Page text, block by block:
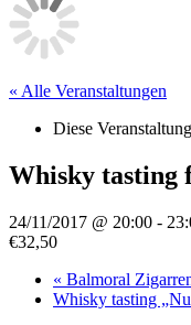
« Alle Veranstaltungen
Diese
Whisky tasting
24/11/2017 @ 20:00 -
€32,50
« Balmoral
Whisky tasting